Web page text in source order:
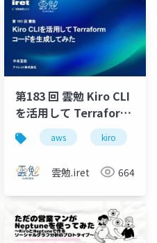
第183 回 雲勉 Kiro CLI
を活用して Terraform
コードを生成してみた
aws kiro
雲勉.iret 664